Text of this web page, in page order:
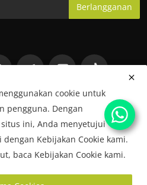
Berlangganan
cookie untuk
pengguna. Dengan
ini, Anda menyetujui
Kebijakan Cookie kami.
baca Kebijakan Cookie kami.